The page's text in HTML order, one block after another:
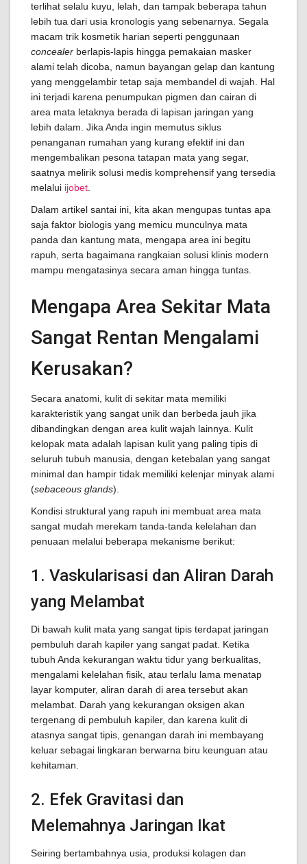
terlihat selalu kuyu, lelah, dan tampak beberapa tahun
lebih tua dari usia kronologis yang sebenarnya. Segala
macam trik kosmetik harian seperti penggunaan
concealer berlapis-lapis hingga pemakaian masker
alami telah dicoba, namun bayangan gelap dan kantung
yang menggelambir tetap saja membandel di wajah. Hal
ini terjadi karena penumpukan pigmen dan cairan di
area mata letaknya berada di lapisan jaringan yang
lebih dalam. Jika Anda ingin memutus siklus
penanganan rumahan yang kurang efektif ini dan
mengembalikan pesona tatapan mata yang segar,
saatnya melirik solusi medis komprehensif yang tersedia
melalui ijobet
Dalam artikel santai ini, kita akan mengupas tuntas apa
saja faktor biologis yang memicu munculnya mata
panda dan kantung mata, mengapa area ini begitu
rapuh, serta bagaimana rangkaian solusi klinis modern
mampu mengatasinya secara aman hingga tuntas.
Mengapa Area Sekitar Mata
Sangat Rentan Mengalami
Kerusakan?
Secara anatomi, kulit di sekitar mata memiliki
karakteristik yang sangat unik dan berbeda jauh jika
dibandingkan dengan area kulit wajah lainnya. Kulit
kelopak mata adalah lapisan kulit yang paling tipis di
seluruh tubuh manusia, dengan ketebalan yang sangat
minimal dan hampir tidak memiliki kelenjar minyak alami
(sebaceous glands).
Kondisi struktural yang rapuh ini membuat area mata
sangat mudah merekam tanda-tanda kelelahan dan
penuaan melalui beberapa mekanisme berikut:
1. Vaskularisasi dan Aliran Darah
yang Melambat
Di bawah kulit mata yang sangat tipis terdapat jaringan
pembuluh darah kapiler yang sangat padat. Ketika
tubuh Anda kekurangan waktu tidur yang berkualitas,
mengalami kelelahan fisik, atau terlalu lama menatap
layar komputer, aliran darah di area tersebut akan
melambat. Darah yang kekurangan oksigen akan
tergenang di pembuluh kapiler, dan karena kulit di
atasnya sangat tipis, genangan darah ini membayang
keluar sebagai lingkaran berwarna biru keunguan atau
kehitaman.
2. Efek Gravitasi dan
Melemahnya Jaringan Ikat
Seiring bertambahnya usia, produksi kolagen dan